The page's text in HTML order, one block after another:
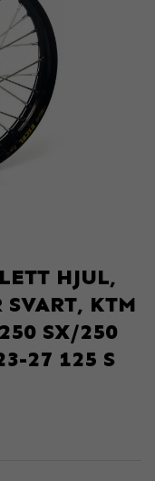
HJUL,
KTM
SX/250
27 125 S